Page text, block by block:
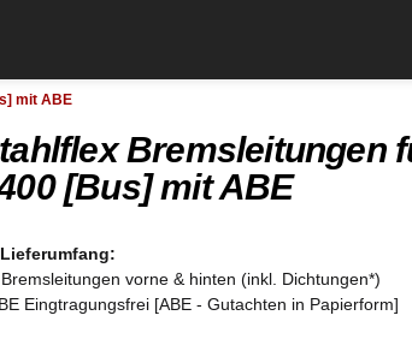
mit ABE
Bremsleitungen
[Bus] mit ABE
vorne & hinten (inkl. Dichtungen*)
Eingtragungsfrei [ABE - Gutachten in Papierform]